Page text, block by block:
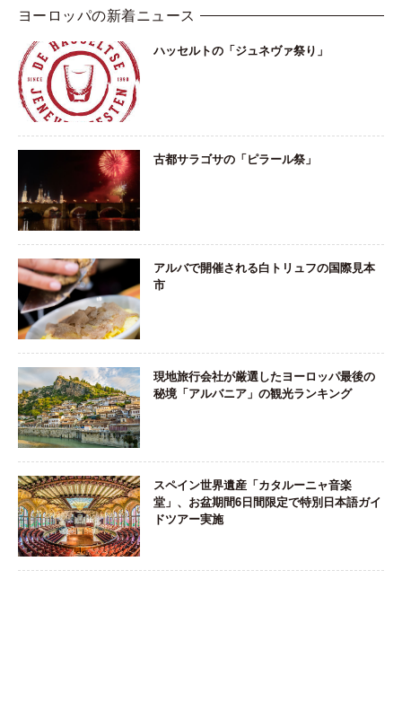
ヨーロッパの新着ニュース
ハッセルトの「ジュネヴァ祭り」
古都サラゴサの「ピラール祭」
アルバで開催される白トリュフの国際見本
市
現地旅行会社が厳選したヨーロッパ最後の
秘境「アルバニア」の観光ランキング
スペイン世界遺産「カタルーニャ音楽
堂」、お盆期間6日間限定で特別日本語ガイ
ドツアー実施